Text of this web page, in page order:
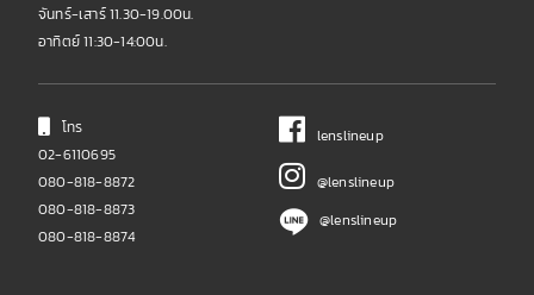
จันทร์-เสาร์ 11.30-19.00น.
อาทิตย์ 11:30-14:00น.
โทร
02-6110695
080-818-8872
080-818-8873
080-818-8874
lenslineup
@lenslineup
@lenslineup